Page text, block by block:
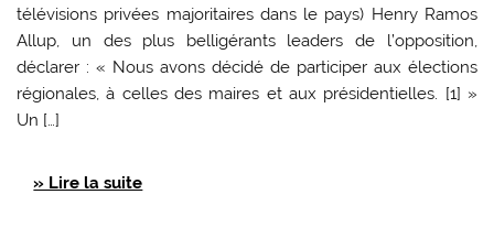
télévisions privées majoritaires dans le pays) Henry Ramos
Allup, un des plus belligérants leaders de l’opposition,
déclarer : « Nous avons décidé de participer aux élections
régionales, à celles des maires et aux présidentielles. [1] »
Un […]
» Lire la suite